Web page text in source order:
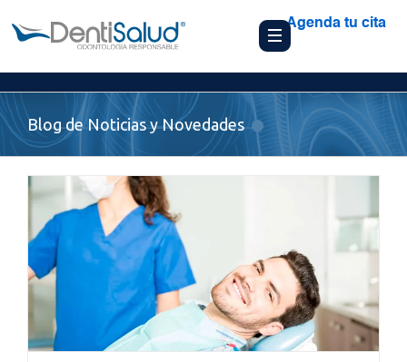
Agenda tu cita
Blog de Noticias y Novedades